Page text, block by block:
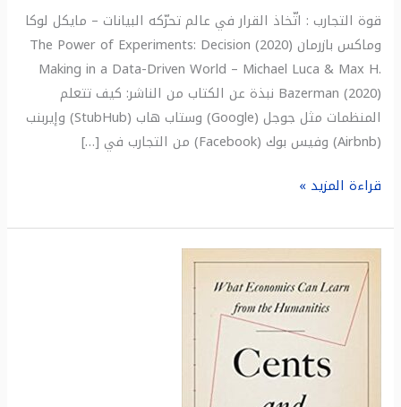
قوة التجارب : اتّخاذ القرار في عالم تحرّكه البيانات – مايكل لوكا
وماكس بازرمان (2020) The Power of Experiments: Decision
Making in a Data-Driven World – Michael Luca & Max H.
Bazerman (2020) نبذة عن الكتاب من الناشر: كيف تتعلم
المنظمات مثل جوجل (Google) وستاب هاب (StubHub) وإيربنب
(Airbnb) وفيس بوك (Facebook) من التجارب في […]
قراءة المزيد »
ملخص
كتاب:
السنت
والعاطفة